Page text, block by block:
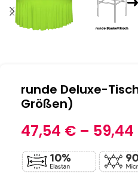
runde Deluxe-
Größen)
47,54 € – 59,44